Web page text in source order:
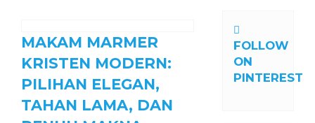
MAKAM MARMER
KRISTEN MODERN:
PILIHAN ELEGAN,
TAHAN LAMA, DAN
FOLLOW
ON
PINTEREST